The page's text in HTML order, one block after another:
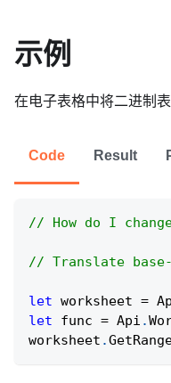
示例
在电子表格中将二进制
Code Result
// How do I
// Translate
let worksheet =
let func = Api .
worksheet .